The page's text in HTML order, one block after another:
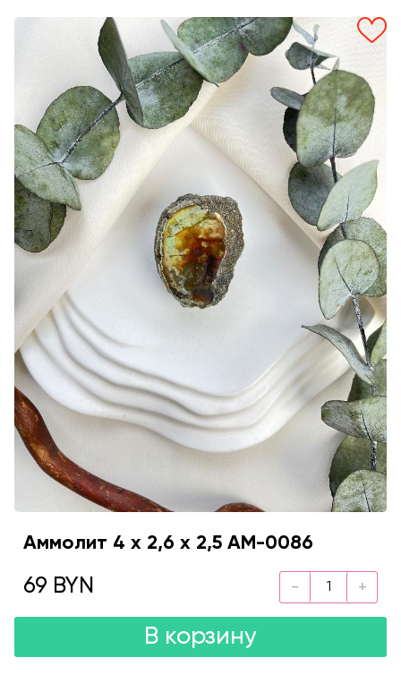
Аммолит 4 х 2,6 х 2,5 AM-0086
69 BYN
В корзину